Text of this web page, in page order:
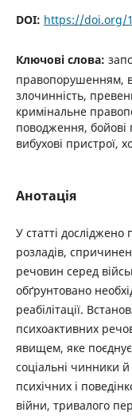
DOI: https://doi.org/
Ключові слова:
правопорушенням,
злочинність,
кримінальне
поводження, бойові
вибухові пристрої,
Анотація
У статті досліджено
розладів,
речовин серед
обґрунтовано
реабілітації.
психоактивних
явищем, яке поєднує
соціальні чинники
психічних і
війни, тривалого